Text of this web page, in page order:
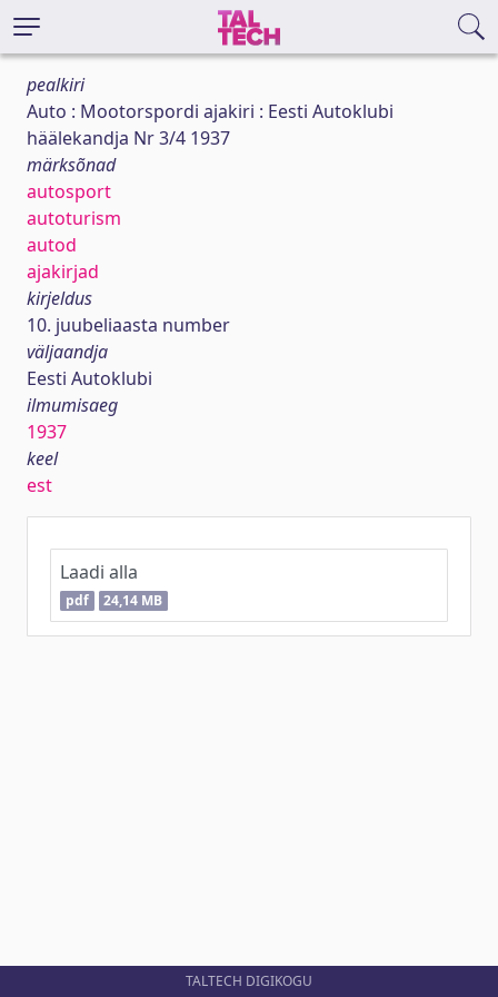
pealkiri
Auto : Mootorspordi ajakiri : Eesti Autoklubi
häälekandja Nr 3/4 1937
märksõnad
autosport
autoturism
autod
ajakirjad
kirjeldus
10. juubeliaasta number
väljaandja
Eesti Autoklubi
ilmumisaeg
1937
keel
est
Laadi alla
pdf 24,14 MB
TALTECH DIGIKOGU